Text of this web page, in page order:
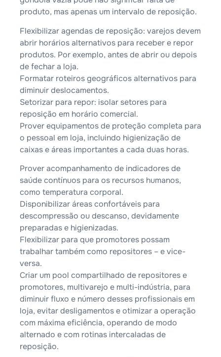
produto, mas apenas um intervalo de reposição.
Flexibilizar agendas de reposição: varejos devem
abrir horários alternativos para receber e repor
produtos. Por exemplo, antes de abrir ou depois
de fechar a loja.
Formatar roteiros geográficos alternativos para
diminuir deslocamentos.
Setorizar para repor: isolar setores para
reposição em horário comercial.
Prover equipamentos de proteção completa para
o pessoal em loja, incluindo higienização de
caixas e áreas importantes a cada duas horas.
Prover acompanhamento de indicadores de
saúde contínuos para os recursos humanos,
como temperatura corporal.
Disponibilizar áreas confortáveis para
descompressão ou descanso, devidamente
preparadas e higienizadas.
Flexibilizar para que promotores possam
trabalhar também como repositores – e vice-
versa.
Criar um pool compartilhado de repositores e
promotores, multivarejo e multi-indústria, para
diminuir fluxo e número desses profissionais em
loja, evitar desligamentos e otimizar a operação
com máxima eficiência, operando de modo
alternado e com rotinas intercaladas de
reposição.